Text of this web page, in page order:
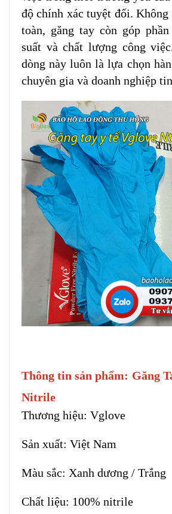
độ chính xác tuyệt đối. Không
toàn, găng tay còn góp
suất và chất lượng công
dòng này luôn là lựa chọn
chuyên gia và doanh nghiệp
Thông tin sản phẩm: Găng
Nitrile
Thương hiệu: Vglove
Sản xuất: Việt Nam
Màu sắc: Xanh dương / Trắng
Chất liệu: 100% nitrile